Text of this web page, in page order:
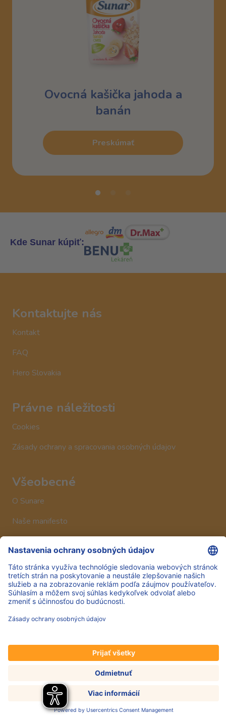
Ovocná kašička jahoda a
banán
Preskúmať
Kde Sunar kúpiť:
Kontaktujte nás
Kontakt
FAQ
Hero Slovakia
Právne náležitosti
Cookies
Zásady ochrany a spracovania osobných údajov
Všeobecné
O Sunare
Naše manifesto
Sledujte nás
Copyright © Hero 2025